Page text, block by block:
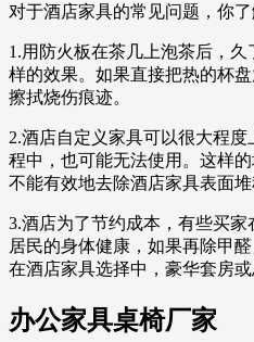
对于酒店家具的常见问题，你了
1.用防火板在茶几上泡茶后，
样的效果。如果直接把热的杯
擦拭烧伤痕迹。
2.酒店自定义家具可以很大程
程中，也可能无法使用。这样
不能有效地去除酒店家具表面
3.酒店为了节约成本，有些买
居民的身体健康，如果再除甲
在酒店家具选择中，豪华套房
办公家具桌椅厂家